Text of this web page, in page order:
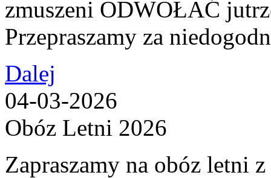
zmuszeni ODWOŁAĆ
Przepraszamy za
Dalej
04-03-2026
Obóz Letni 2026
Zapraszamy na obóz letni